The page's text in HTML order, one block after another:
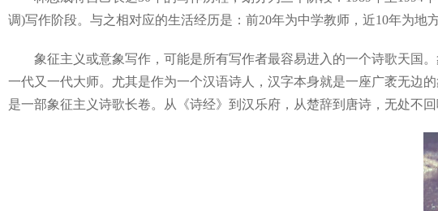
调)写作阶段。与之相对应的生活经历是：前20年为中学教师，近10年为地
象征主义或意象写作，可能是所有写作者最容易进入的一个诗歌天国。
一代又一代大师。尤其是作为一个汉语诗人，汉字本身就是一座广袤无边
是一部象征主义诗歌长卷。从《诗经》到汉乐府，从楚辞到唐诗，无处不